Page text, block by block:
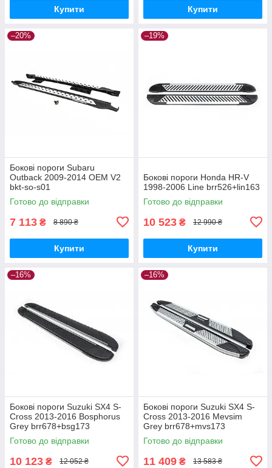
Купити Купити
–20%
Бокові пороги Subaru
Outback 2009-2014 OEM V2
bkt-so-s01
Готово до відправки
7 113 ₴ 8 890 ₴
Купити
–19%
Бокові пороги Honda HR-V
1998-2006 Line brr526+lin163
Готово до відправки
10 523 ₴ 12 990 ₴
Купити
–16%
Бокові пороги Suzuki SX4 S-
Cross 2013-2016 Bosphorus
Grey brr678+bsg173
Готово до відправки
10 123 ₴ 12 052 ₴
–16%
Бокові пороги Suzuki SX4 S-
Cross 2013-2016 Mevsim
Grey brr678+mvs173
Готово до відправки
11 409 ₴ 13 583 ₴